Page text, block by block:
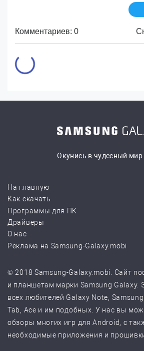
Комментариев: 0
Окунись в чудесный мир
На главную
Как скачать
Программы для ПК
Драйверы
О нас
Реклама на Samsung-Galaxy.mobi
© 2018 Samsung-Galaxy.mobi. Сайт
и планшетам марки Samsung Galaxy.
всех любителей Galaxy Note, Samsung
Tab, Ace и им подобных. У нас вы
обзоры многих игр для Android, с
необходимые приложения и